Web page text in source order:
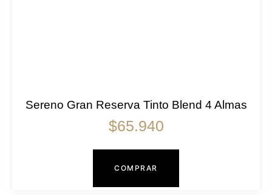
Sereno Gran Reserva Tinto Blend 4 Almas
$65.940
COMPRAR